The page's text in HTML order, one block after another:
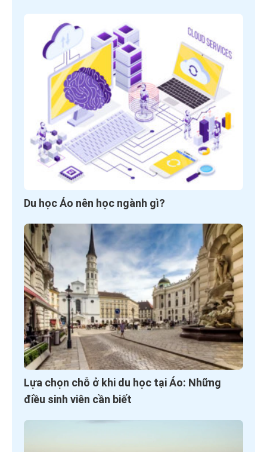
Du học Áo nên học ngành gì?
Lựa chọn chỗ ở khi du học tại Áo: Những
điều sinh viên cần biết